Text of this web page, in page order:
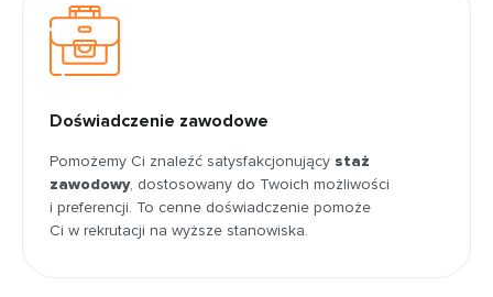
Doświadczenie zawodowe
Pomożemy Ci znaleźć satysfakcjonujący staż
zawodowy, dostosowany do Twoich możliwości
i preferencji. To cenne doświadczenie pomoże
Ci w rekrutacji na wyższe stanowiska.